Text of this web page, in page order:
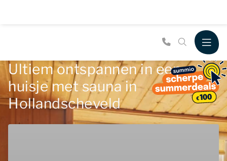
Ultiem ontspannen in een
huisje met sauna in
Hollandscheveld